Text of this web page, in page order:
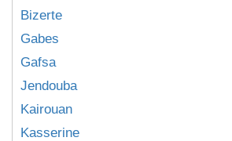
Bizerte
Gabes
Gafsa
Jendouba
Kairouan
Kasserine